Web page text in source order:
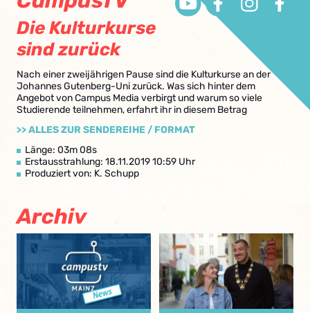
Die Kulturkurse
sind zurück
Nach einer zweijährigen Pause sind die Kulturkurse an der
Johannes Gutenberg-Uni zurück. Was sich hinter dem
Angebot von Campus Media verbirgt und warum so viele
Studierende teilnehmen, erfahrt ihr in diesem Betrag
>> ALLES ZUR SENDEREIHE / FORMAT
Länge: 03m 08s
Erstausstrahlung: 18.11.2019 10:59 Uhr
Produziert von: K. Schupp
Archiv